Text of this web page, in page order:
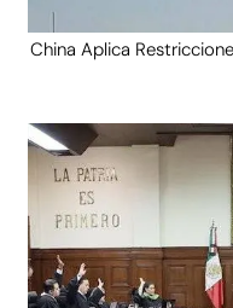
China Aplica